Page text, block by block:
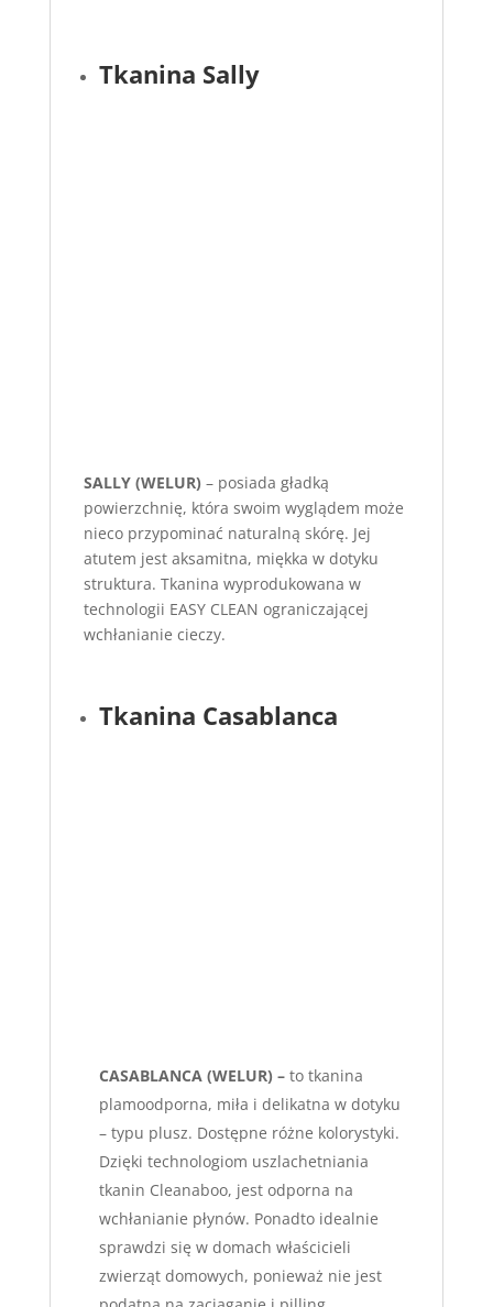
Tkanina Sally
SALLY (WELUR) – posiada gładką
powierzchnię, która swoim wyglądem może
nieco przypominać naturalną skórę. Jej
atutem jest aksamitna, miękka w dotyku
struktura. Tkanina wyprodukowana w
technologii EASY CLEAN ograniczającej
wchłanianie cieczy.
Tkanina Casablanca
CASABLANCA (WELUR) –to tkanina
plamoodporna, miła i delikatna w dotyku
– typu plusz. Dostępne różne kolorystyki.
Dzięki technologiom uszlachetniania
tkanin Cleanaboo, jest odporna na
wchłanianie płynów. Ponadto idealnie
sprawdzi się w domach właścicieli
zwierząt domowych, ponieważ nie jest